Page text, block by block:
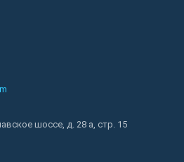
шоссе, д. 28 а, стр. 15